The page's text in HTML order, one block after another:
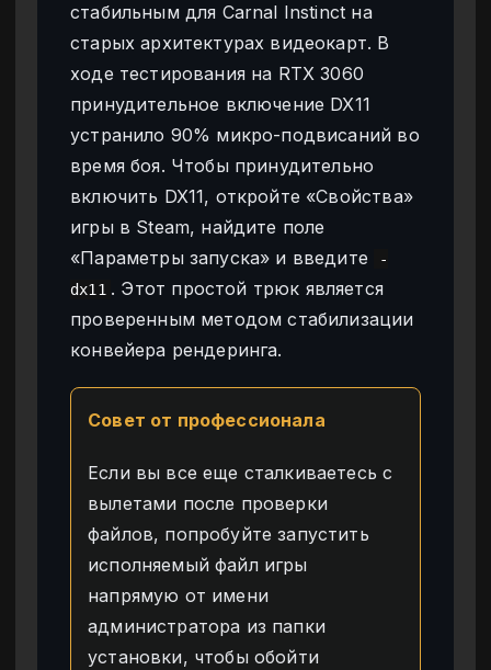
стабильным для Carnal Instinct на
старых архитектурах видеокарт. В
ходе тестирования на RTX 3060
принудительное включение DX11
устранило 90% микро-подвисаний во
время боя. Чтобы принудительно
включить DX11, откройте «Свойства»
игры в Steam, найдите поле
«Параметры запуска» и введите
-
dx11 . Этот простой трюк является
проверенным методом стабилизации
конвейера рендеринга.
Совет от профессионала
Если вы все еще сталкиваетесь с
вылетами после проверки
файлов, попробуйте запустить
исполняемый файл игры
напрямую от имени
администратора из папки
установки, чтобы обойти